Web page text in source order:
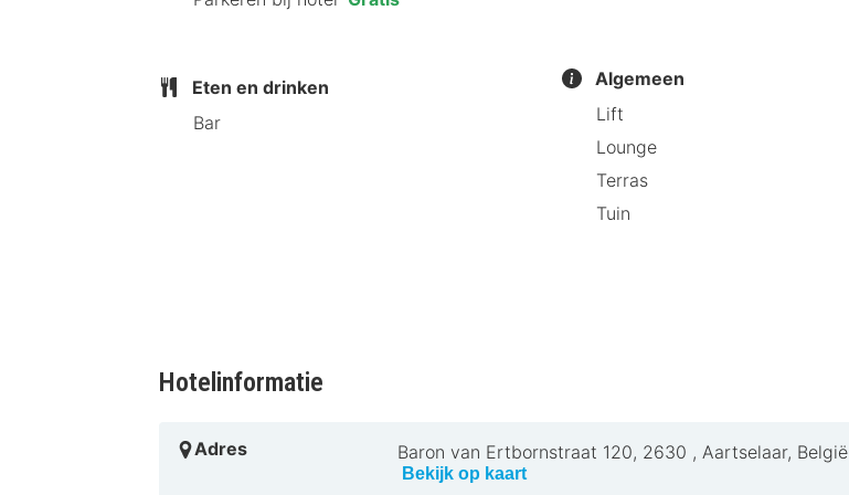
Waarom onze HotelSpecialist Kasteel Solhof aanbeveelt
onvergetelijk verblijf. Boek nu en ervaar de perfecte mix van historie en luxe!
Eten en drinken
Bar
Algemeen
Lift
Lounge
Terras
Tuin
Hotelinformatie
Adres Baron van Ertbornstraat 120, 2630 , Aartselaar, België
Bekijk op kaart